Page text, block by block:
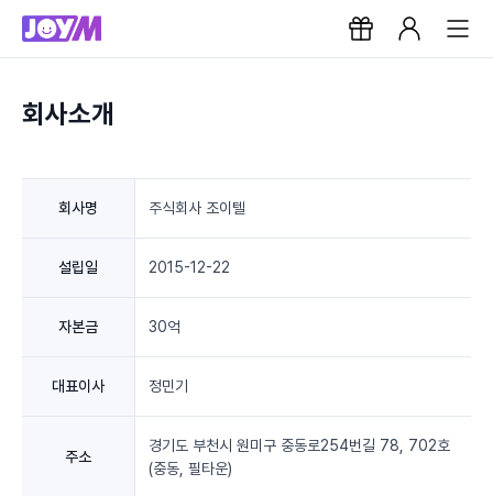
회사소개
회사명 주식회사 조이텔
설립일 2015-12-22
자본금 30억
대표이사 정민기
주소
경기도 부천시 원미구 중동로254번길 78, 702호
(중동, 필타운)